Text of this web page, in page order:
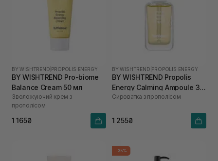
BY WISHTREND PROPOLIS ENERGY
BY WISHTREND Pro-biome
Balance Cream 50 мл
Зволожуючий крем з
прополісом
1 165₴
BY WISHTREND PROPOLIS ENERGY
BY WISHTREND Propolis
Energy Calming Ampoule 30
мл
Сироватка з прополісом
1 255₴
-35%